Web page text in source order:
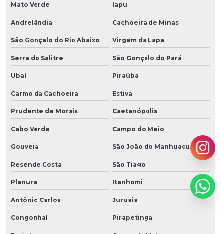
Mato Verde Iapu
Andrelândia Cachoeira de Minas
São Gonçalo do Rio Abaixo Virgem da Lapa
Serra do Salitre São Gonçalo do Pará
Ubaí Piraúba
Carmo da Cachoeira Estiva
Prudente de Morais Caetanópolis
Cabo Verde Campo do Meio
Gouveia São João do Manhuaçu
Resende Costa São Tiago
Planura Itanhomi
Antônio Carlos Juruaia
Congonhal Pirapetinga